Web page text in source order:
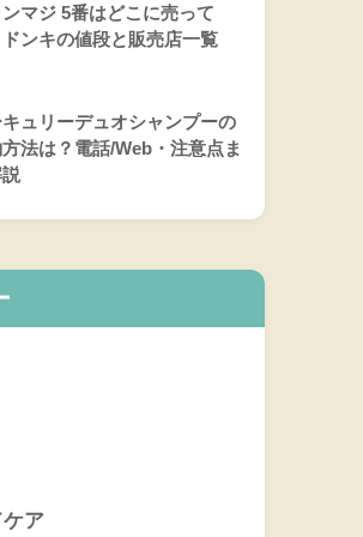
マジ 5番はどこに売って
ンキの値段と販売店一覧
ュリーデュオシャンプーの
法は？電話/Web・注意点ま
ア